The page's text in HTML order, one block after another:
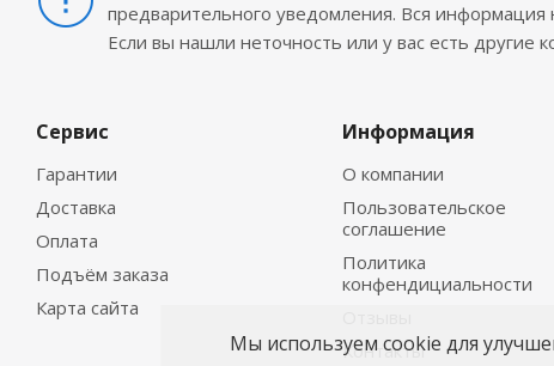
предварительного уведомления. Вся информация
Если вы нашли неточность или у вас есть
Сервис
Гарантии
Доставка
Оплата
Подъём заказа
Карта сайта
Информация
О компании
Пользовательское
соглашение
Политика
конфендициальности
Контакты
Мы используем cookie для